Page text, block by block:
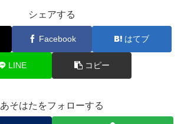
シェアする
Facebook はてブ
LINE コピー
あそはたをフォローする